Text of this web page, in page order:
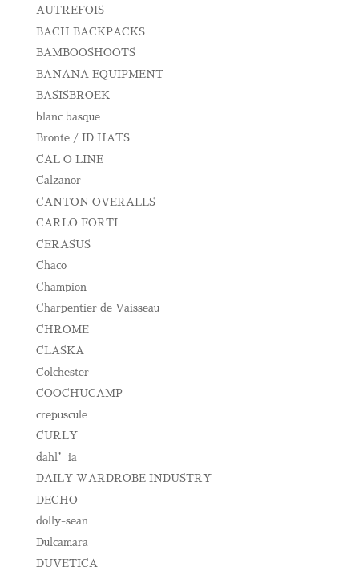
AUTREFOIS
BACH BACKPACKS
BAMBOOSHOOTS
BANANA EQUIPMENT
BASISBROEK
blanc basque
Bronte / ID HATS
CAL O LINE
Calzanor
CANTON OVERALLS
CARLO FORTI
CERASUS
Chaco
Champion
Charpentier de Vaisseau
CHROME
CLASKA
Colchester
COOCHUCAMP
crepuscule
CURLY
dahl’ia
DAILY WARDROBE INDUSTRY
DECHO
dolly-sean
Dulcamara
DUVETICA